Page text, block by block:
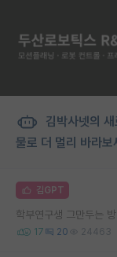
김박사넷의
물로 더 멀리 바라보
김GPT
학부연구생 그만두는
17 20 24463